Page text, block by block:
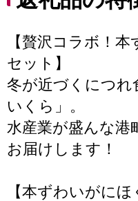
【贅沢コラボ！
セット】
冬が近づくにつれ
いくら」。
水産業が盛んな港
お届けします！
【本ずわいがにほ